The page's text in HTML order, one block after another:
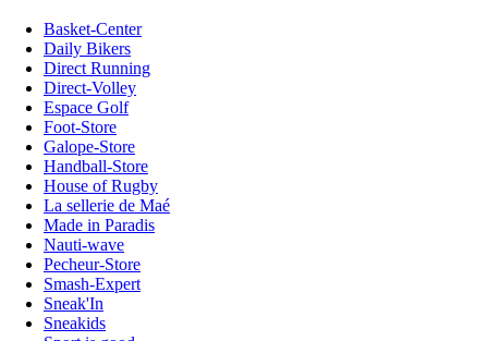
Basket-Center
Daily Bikers
Direct Running
Direct-Volley
Espace Golf
Foot-Store
Galope-Store
Handball-Store
House of Rugby
La sellerie de Maé
Made in Paradis
Nauti-wave
Pecheur-Store
Smash-Expert
Sneak'In
Sneakids